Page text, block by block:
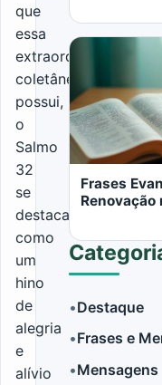
que
essa
extraordinária
coletânea
possui,
o
Salmo
32
se
destaca
como
um
hino
de
alegria
e
alívio
LER MAIS
Frases
Renovação
LER MAIS
•Destaque
•Frases e
•Mensagens